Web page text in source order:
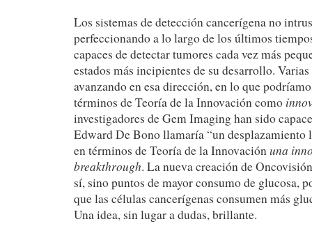
Los sistemas de detección cancerígena no
perfeccionando a lo largo de los últimos
capaces de detectar tumores cada vez más
estados más incipientes de su desarrollo.
avanzando en esa dirección, en lo que
términos de Teoría de la Innovación como
investigadores de Gem Imaging han sido
Edward De Bono llamaría “un desplazamiento
en términos de Teoría de la Innovaciónuna
breakthrough. La nueva creación de
sí, sino puntos de mayor consumo de glucosa,
que las células cancerígenas consumen más
Una idea, sin lugar a dudas, brillante.